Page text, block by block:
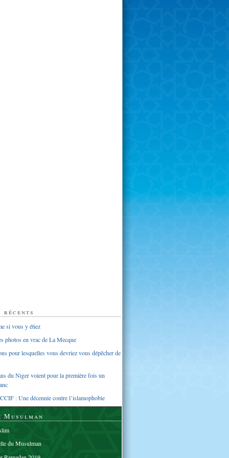
si vous y étiez
photos en vrac de La Mecque
pour lesquelles vous devriez vous dépêcher de
du Niger voient pour la première fois un
: Une décennie contre l’islamophobie
Musulman
du Musulman